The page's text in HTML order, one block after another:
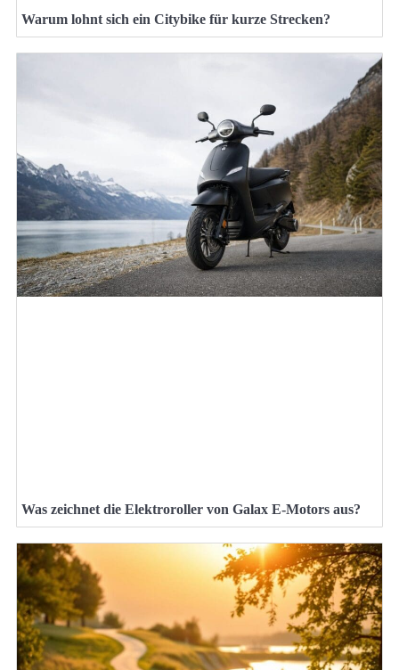
Warum lohnt sich ein Citybike für kurze Strecken?
Was zeichnet die Elektroroller von Galax E-Motors aus?